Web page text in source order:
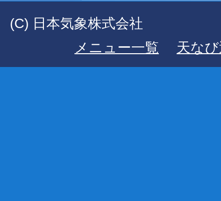
(C) 日本気象株式会社
メニュー一覧
天な